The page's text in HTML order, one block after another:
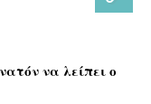
να λείπει ο